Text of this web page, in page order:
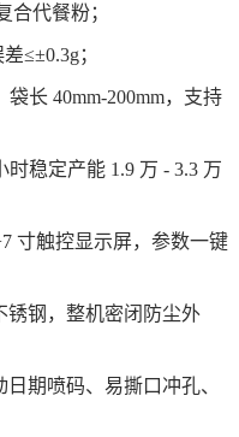
合代餐粉；
≤±0.3g；
袋长 40mm-200mm，支持
时稳定产能 1.9 万 - 3.3 万
寸触控显示屏，参数一键
锈钢，整机密闭防尘外
期喷码、易撕口冲孔、